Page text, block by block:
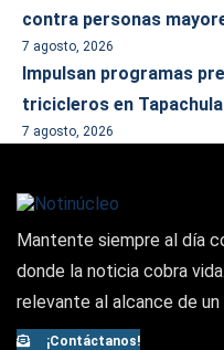
contra personas
7 agosto, 2026
Impulsan programas
tricicleros en Tapachula
7 agosto, 2026
Mantente siempre al día
donde la noticia cobra
relevante al alcance de un
¡Contáctanos!